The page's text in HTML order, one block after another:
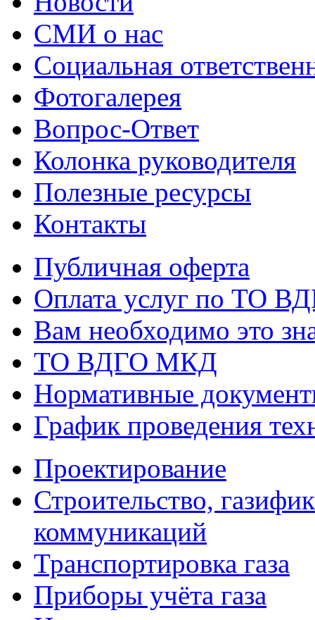
СМИ о нас
Социальная
Фотогалерея
Вопрос-Ответ
Колонка руководителя
Полезные ресурсы
Контакты
Публичная оферта
Оплата услуг по ТО
Вам необходимо это
ТО ВДГО МКД
Нормативные
График проведения
Проектирование
Строительство,
коммуникаций
Транспортировка газа
Приборы учёта газа